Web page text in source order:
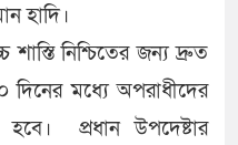
হাদি।
নিশ্চিতের জন্য দ্রুত
দিনের মধ্যে অপরাধীদের
হবে। প্রধান উপদেষ্টার